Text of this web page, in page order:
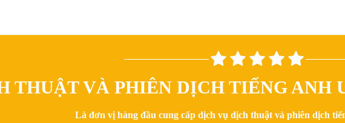
THUẬT VÀ PHIÊN DỊCH TIẾNG ANH
Là đơn vị hàng đầu cung cấp dịch vụ dịch thuật và phiên dịch